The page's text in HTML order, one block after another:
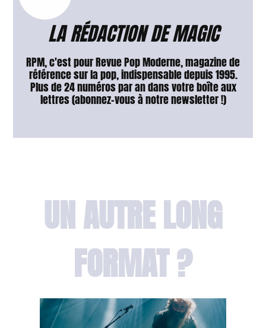
LA RÉDACTION DE MAGIC
RPM, c'est pour Revue Pop Moderne, magazine de
référence sur la pop, indispensable depuis 1995.
Plus de 24 numéros par an dans votre boîte aux
lettres (abonnez-vous à notre newsletter !)
UN AUTRE LONG
FORMAT ?